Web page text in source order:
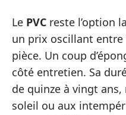
Le PVC reste l’option
un prix oscillant entre
pièce. Un coup
côté entretien. Sa
de quinze à vingt ans,
soleil ou aux